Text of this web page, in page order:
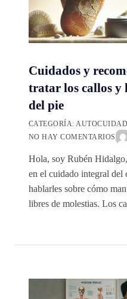
Cuidados y
tratar los callos y
del pie
CATEGORÍA:
NO HAY COMENTARIOS
Hola, soy Rubén
en el cuidado integral del
hablarles sobre cómo
libres de molestias. Los